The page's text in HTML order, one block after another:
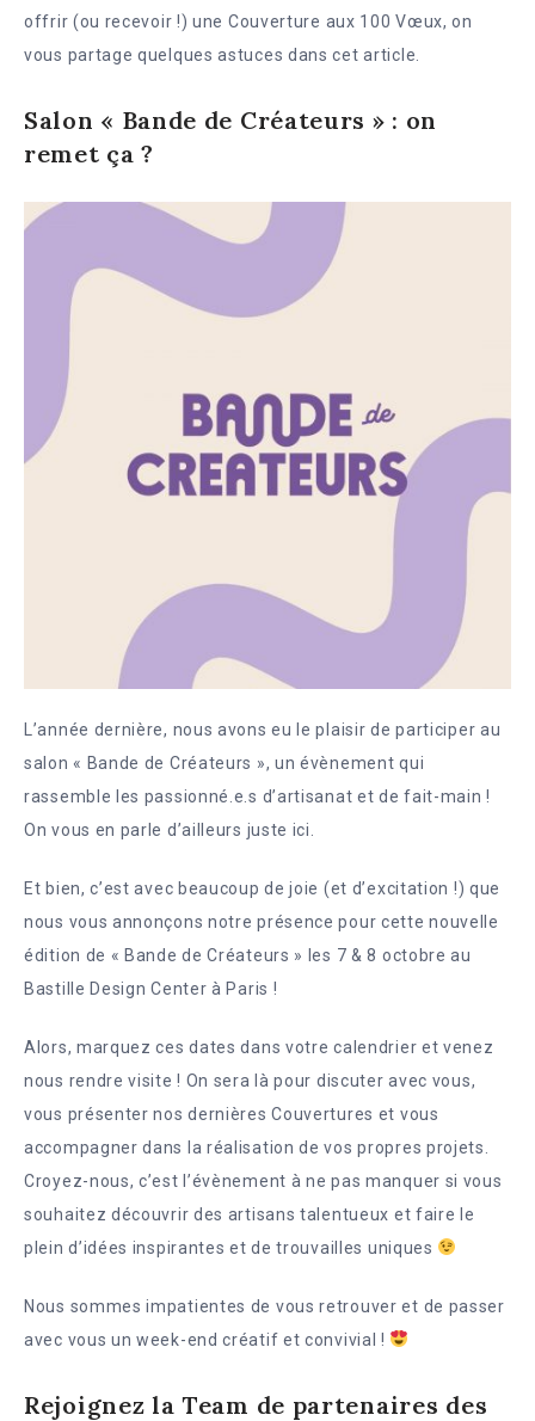
offrir (ou recevoir !) une Couverture aux 100 Vœux, on
vous partage quelques astuces dans cet article.
Salon « Bande de Créateurs » : on
remet ça ?
L’année dernière, nous avons eu le plaisir de participer au
salon « Bande de Créateurs », un évènement qui
rassemble les passionné.e.s d’artisanat et de fait-main !
On vous en parle d’ailleurs juste ici.
Et bien, c’est avec beaucoup de joie (et d’excitation !) que
nous vous annonçons notre présence pour cette nouvelle
édition de « Bande de Créateurs » les 7 & 8 octobre au
Bastille Design Center à Paris !
Alors, marquez ces dates dans votre calendrier et venez
nous rendre visite ! On sera là pour discuter avec vous,
vous présenter nos dernières Couvertures et vous
accompagner dans la réalisation de vos propres projets.
Croyez-nous, c’est l’évènement à ne pas manquer si vous
souhaitez découvrir des artisans talentueux et faire le
plein d’idées inspirantes et de trouvailles uniques
Nous sommes impatientes de vous retrouver et de passer
avec vous un week-end créatif et convivial !
Rejoignez la Team de partenaires des